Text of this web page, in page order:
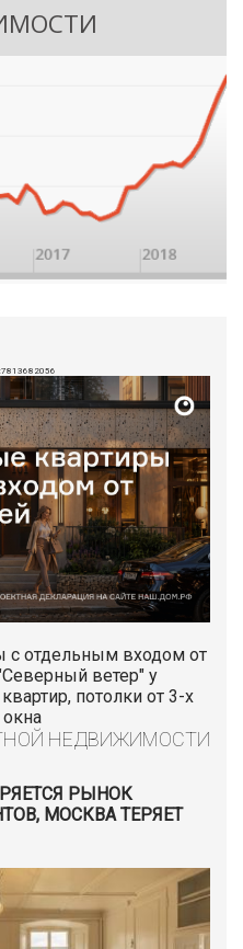
с отдельным входом от
ветер" у
потолки от 3-х
НЕДВИЖИМОСТИ
РЫНОК
МОСКВА ТЕРЯЕТ